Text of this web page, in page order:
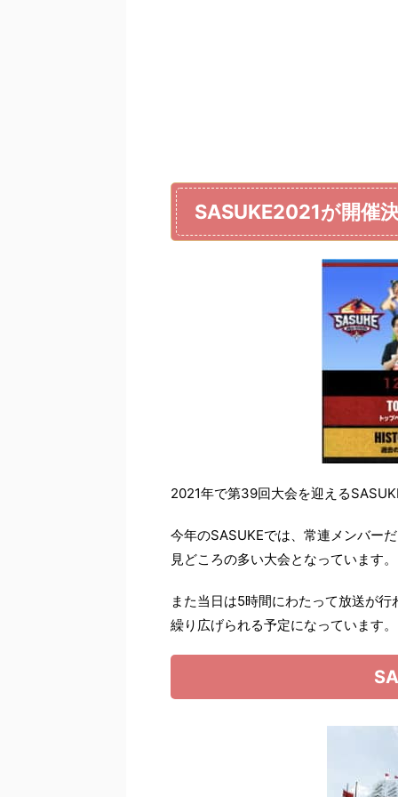
SASUKE2021が開催
2021年で第39回大会を迎える
今年のSASUKEでは、常連メンバー
見どころの多い大会となっています。
また当日は5時間にわたって放送が
繰り広げられる予定になっています。